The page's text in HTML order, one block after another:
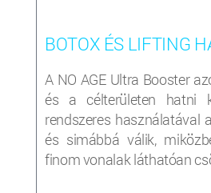
BOTOX ÉS LIFTING
A NO AGE Ultra Booster
és a célterületen hatni
rendszeres használatával
és simábbá válik,
finom vonalak láthatóan